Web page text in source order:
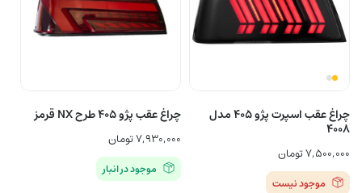
چراغ عقب اسپرت پژو ۴۰۵ مدل
۴۰۰۸
۷,۵۰۰,۰۰۰تومان
موجود نیست
چراغ عقب پژو ۴۰۵ طرح NX قرمز
۷,۹۳۰,۰۰۰تومان
موجود در انبار